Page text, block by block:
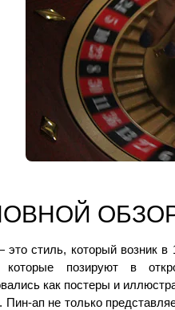
стиль, который возник в
которые позируют в
как постеры и
ап не только